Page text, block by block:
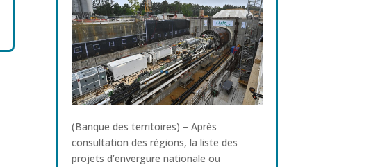
(Banque des territoires) – Après
consultation des régions, la liste des
projets d’envergure nationale ou